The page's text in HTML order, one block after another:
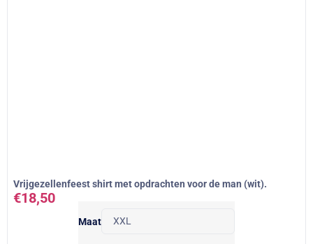
Vrijgezellenfeest shirt met opdrachten voor de man (wit).
€18,50
Maat